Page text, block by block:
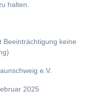
halten.
Beeinträchtigung keine
e.V.
2025